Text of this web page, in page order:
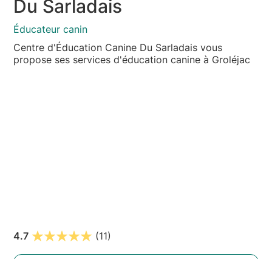
Du Sarladais
Éducateur canin
Centre d'Éducation Canine Du Sarladais vous
propose ses services d'éducation canine à Groléjac
4.7 (11)